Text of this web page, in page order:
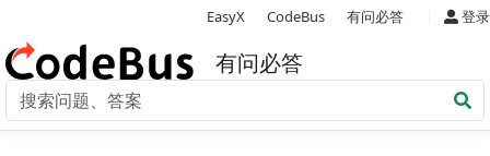
EasyX CodeBus 有问必答 登录
有问必答